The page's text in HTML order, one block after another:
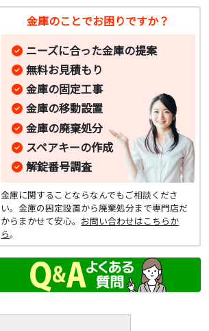
金庫のことでお困りですか？
ニーズに合った金庫の提案
無料お見積もり
金庫の固定工事
金庫の移動設置
金庫の廃棄処分
スペアキーの作成
解錠番号調査
金庫に関することならなんでもご相談くださ
い。金庫の固定設置から廃棄処分まで専門店だ
からまかせて安心。 お問い合わせはこちらか
ら。